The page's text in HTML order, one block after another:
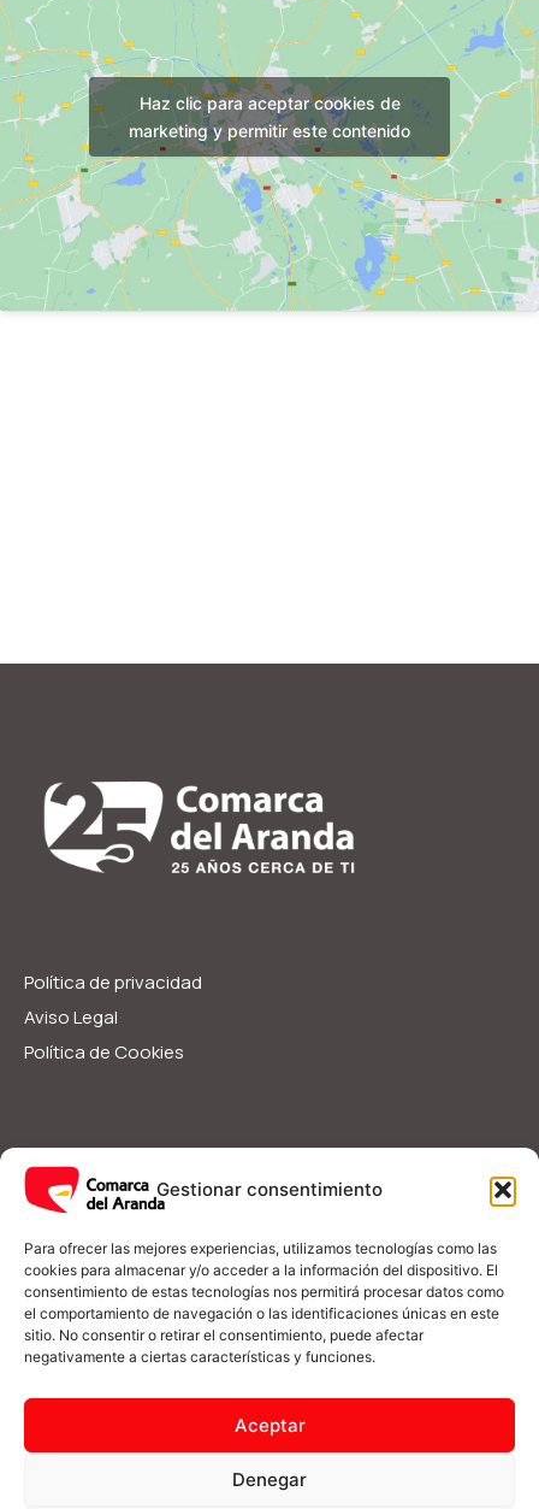
Gestionar consentimiento
Para ofrecer las mejores experiencias, utilizamos tecnologías como las
cookies para almacenar y/o acceder a la información del dispositivo. El
consentimiento de estas tecnologías nos permitirá procesar datos como
el comportamiento de navegación o las identificaciones únicas en este
sitio. No consentir o retirar el consentimiento, puede afectar
negativamente a ciertas características y funciones.
Aceptar
Denegar
Haz clic para aceptar cookies de
marketing y permitir este contenido
Política de privacidad
Aviso Legal
Política de Cookies
Servicios Sociales
Ayudas y Subvenciones
Guía Rápida
I
n
s
t
a
g
r
a
F
a
c
e
b
o
o
(+34) 976 548 090
informacion@comarcadelaranda.com
Plaza del Castillo s/n 50250 Illueca, Zaragoza